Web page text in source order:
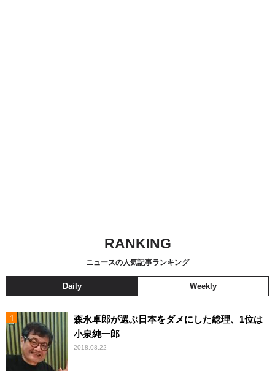
RANKING
ニュースの人気記事ランキング
Daily Weekly
森永卓郎が選ぶ日本をダメにした総理、1位は
小泉純一郎
2018.08.22